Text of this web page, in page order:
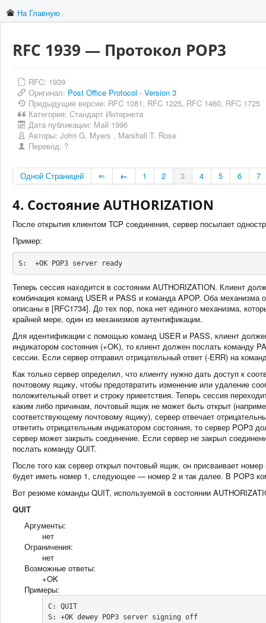
На Главную
RFC 1939 — Протокол POP3
RFC: 1939
Оригинал: Post Office Protocol - Version 3
Предыдущие версии: RFC 1081, RFC 1225, RFC 1460, RFC 1725
Категория: Стандарт Интернета
Дата публикации: Май 1996
Авторы: John G. Myers , Marshall T. Rose
Перевод: ?
Одной Страницей ⇐ ← 1 2 3 4 5 6 7
4. Состояние AUTHORIZATION
После открытия клиентом TCP соединения, сервер посылает
Пример:
S:  +OK POP3 server ready
Теперь сессия находится в состоянии AUTHORIZATION. Клиент
комбинация команд USER и PASS и команда APOP. Оба
описаны в [RFC1734]. До тех пор, пока нет единого механизма,
крайней мере, один из механизмов аутентификации.
Для идентификации с помощью команд USER и PASS, клиент
индикатором состояния (+OK), то клиент должен послать команду
сессии. Если сервер отправил отрицательный ответ (-ERR) на
Как только сервер определил, что клиенту нужно дать доступ к
почтовому ящику, чтобы предотвратить изменение или удаление
положительный ответ и строку приветствия. Теперь сессия
каким либо причинам, почтовый ящик не может быть открыт
соответствующему почтовому ящику), сервер отвечает
ответить отрицательным индикатором состояния, то сервер POP3
сервер может закрыть соединение. Если сервер не закрыл
послать команду QUIT.
После того как сервер открыл почтовый ящик, он присваивает
будет иметь номер 1, следующее — номер 2 и так далее. В POP3
Вот резюме команды QUIT, используемой в состоянии
QUIT
Аргументы:
нет
Ограничения:
нет
Возможные ответы:
+OK
Примеры:
C: QUIT
S: +OK dewey POP3 server signing off